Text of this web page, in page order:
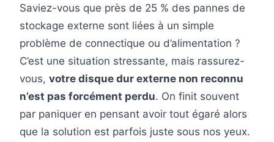
Saviez-vous que près de 25 % des pannes de
stockage externe sont liées à un simple
problème de connectique ou d’alimentation ?
C’est une situation stressante, mais rassurez-
vous, votre disque dur externe non reconnu
n’est pas forcément perdu. On finit souvent
par paniquer en pensant avoir tout égaré alors
que la solution est parfois juste sous nos yeux.